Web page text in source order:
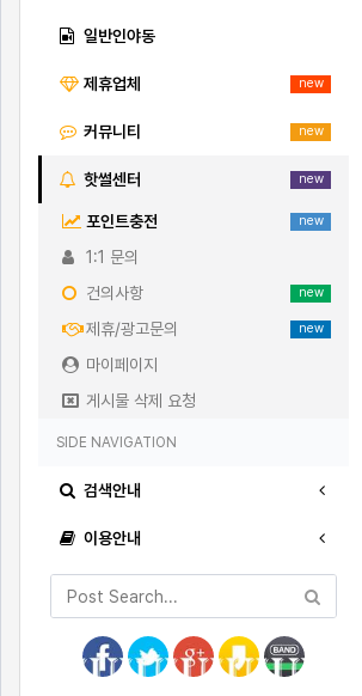
일반인야동
제휴업체 new
커뮤니티 new
핫썰센터 new
new
포인트충전
1:1 문의
new
건의사항
new
제휴/광고문의
마이페이지
게시물 삭제 요청
SIDE NAVIGATION
검색안내
이용안내